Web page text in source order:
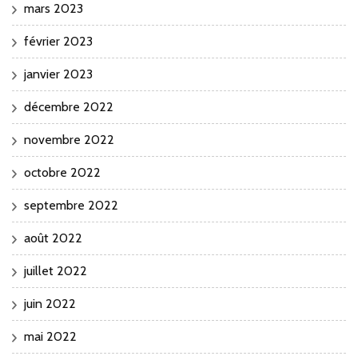
mars 2023
février 2023
janvier 2023
décembre 2022
novembre 2022
octobre 2022
septembre 2022
août 2022
juillet 2022
juin 2022
mai 2022